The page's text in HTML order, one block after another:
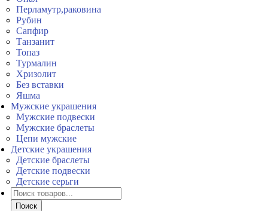
Перламутр,раковина
Рубин
Сапфир
Танзанит
Топаз
Турмалин
Хризолит
Без вставки
Яшма
Мужские украшения
Мужские подвески
Мужские браслеты
Цепи мужские
Детские украшения
Детские браслеты
Детские подвески
Детские серьги
Поиск
товаров
Поиск